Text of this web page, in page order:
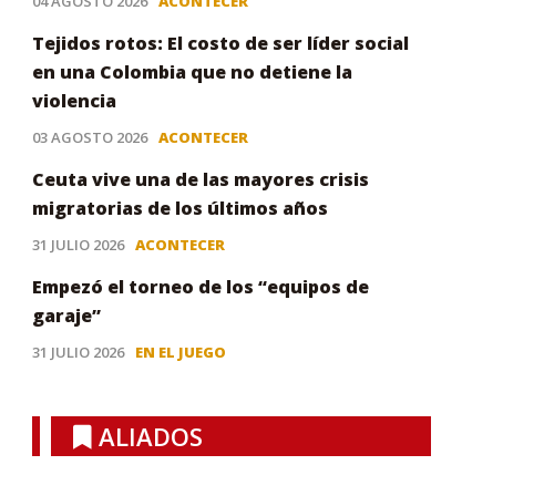
Tejidos rotos: El costo de ser líder social
en una Colombia que no detiene la
violencia
03 AGOSTO 2026 ACONTECER
Ceuta vive una de las mayores crisis
migratorias de los últimos años
31 JULIO 2026 ACONTECER
Empezó el torneo de los “equipos de
garaje”
31 JULIO 2026 EN EL JUEGO
ALIADOS